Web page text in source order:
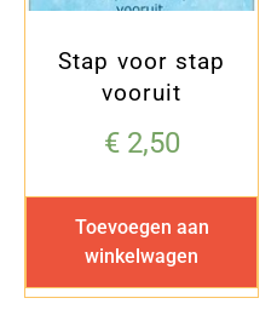
Stap voor stap
vooruit
€2,50
Toevoegen aan
winkelwagen